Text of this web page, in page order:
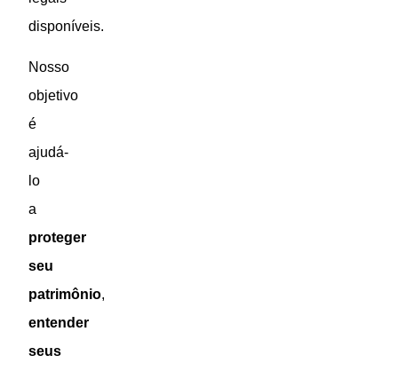
disponíveis.
Nosso
objetivo
é
ajudá-
lo
a
proteger
seu
patrimônio,
entender
seus